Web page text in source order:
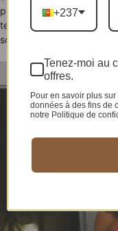
plusieurs de ces
tenues traditionnelles et
son classement.
+237
Tenez-moi au
offres.
Pour en savoir plus
données à des fins de
notre Politique de